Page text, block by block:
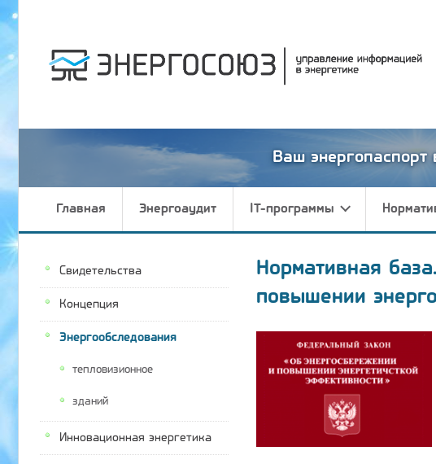
Ваш
Главная Энергоаудит IT-программы
Свидетельства
Концепция
Энергообследования
тепловизионное
зданий
Инновационная энергетика
Нормативная
повышении